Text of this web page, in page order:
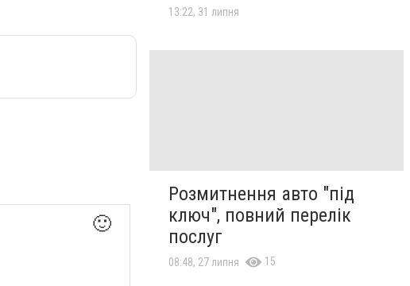
🙂
13:22, 31 липня
Розмитнення авто "під
ключ", повний перелік
послуг
08:48, 27 липня 15